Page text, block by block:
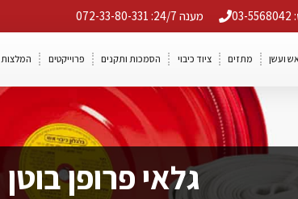
מענה 24/7: 072-33-80-331
אש ועשן מתזים ציוד כיבוי הסמכות ותקנים פרוייקטים המלצות
גלאי פרופן בוטן